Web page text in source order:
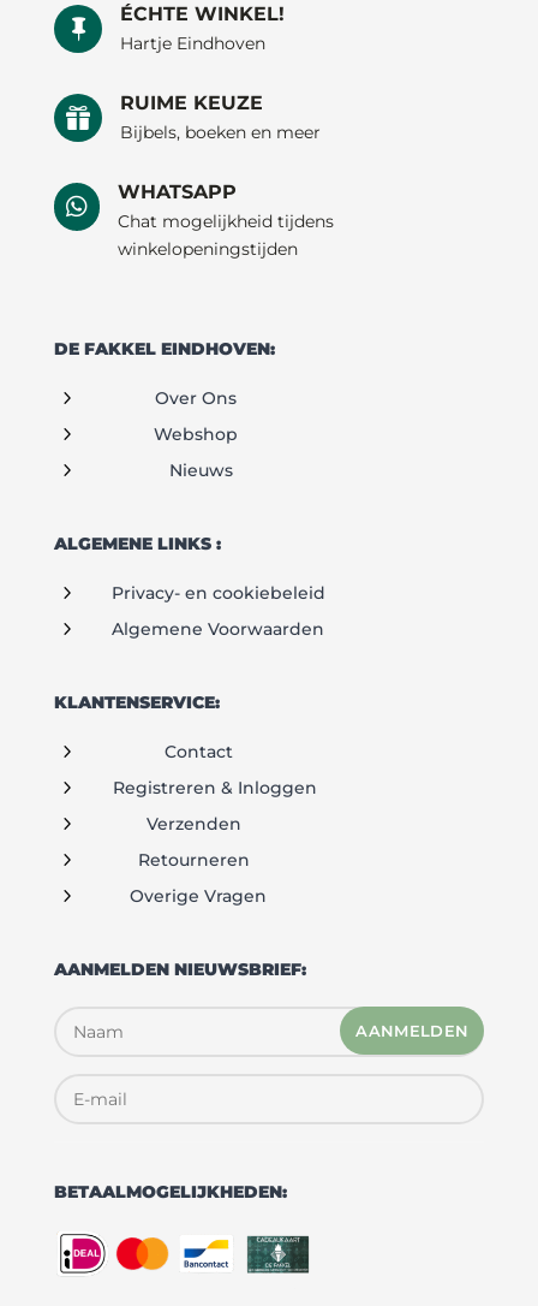

ÉCHTE WINKEL!
Hartje Eindhoven

RUIME KEUZE
Bijbels, boeken en meer

WHATSAPP
Chat mogelijkheid tijdens
winkelopeningstijden
DE FAKKEL EINDHOVEN:
5 Over Ons
5 Webshop
5 Nieuws
ALGEMENE LINKS :
5 Privacy- en cookiebeleid
5 Algemene Voorwaarden
KLANTENSERVICE:
5 Contact
5 Registreren & Inloggen
5 Verzenden
5 Retourneren
5 Overige Vragen
AANMELDEN NIEUWSBRIEF:
AANMELDEN
BETAALMOGELIJKHEDEN: